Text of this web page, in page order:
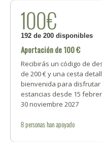
100€
192 de 200 disponibles
Aportación de 100 €
Recibirás un código de
de 200 € y una cesta
bienvenida para disfrutar
estancias desde 15
30 noviembre 2027
8personashan apoyado